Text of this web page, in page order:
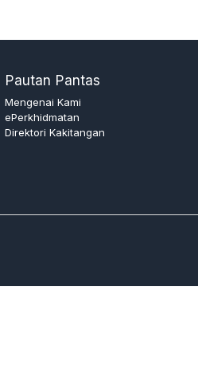
Pautan Pantas
Mengenai Kami
ePerkhidmatan
Direktori Kakitangan